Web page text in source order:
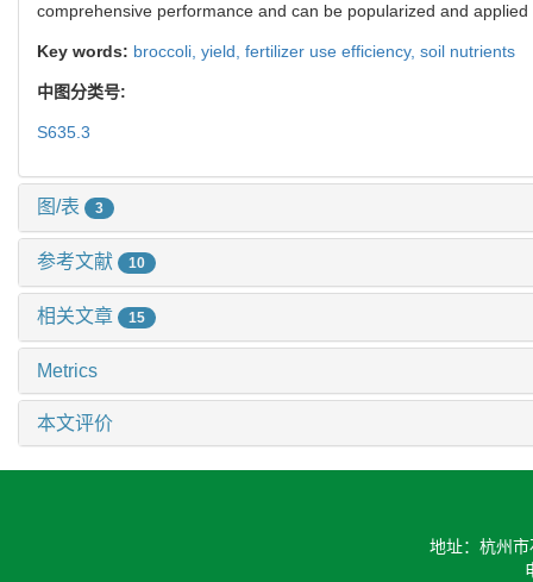
comprehensive performance and can be popularized and
Key words: broccoli, yield, fertilizer use efficiency, soil nutrients
中图分类号:
S635.3
图/表 3
参考文献 10
相关文章 15
Metrics
本文评价
地址：杭州